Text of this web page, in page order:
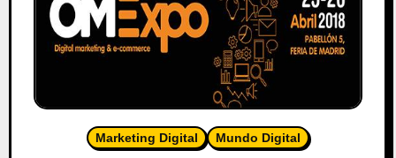
Marketing Digital Mundo Digital